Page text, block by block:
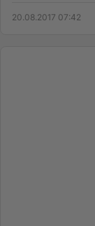
20.08.2017 07:42